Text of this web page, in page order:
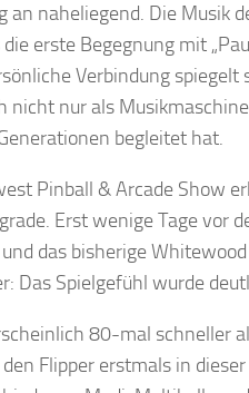
an naheliegend. Die Musik
erste Begegnung mit
Verbindung
nicht nur als
begleitet hat.
Pinball & Arcade Show
Erst wenige Tage vor
das bisherige
Das Spielgefühl wurde
80-mal schneller
Flipper erstmals in